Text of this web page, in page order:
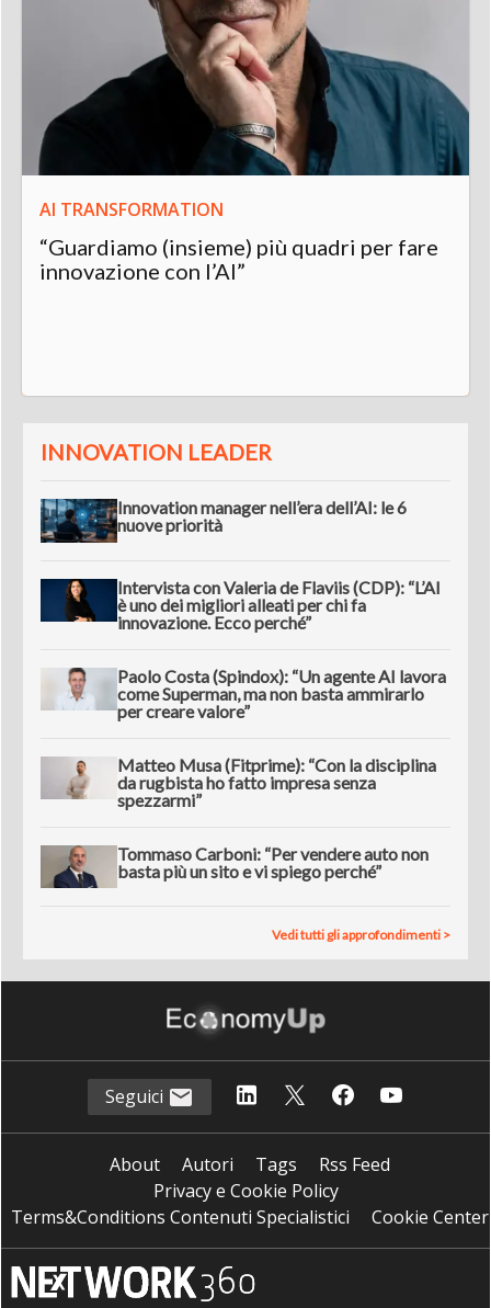
AI TRANSFORMATION
“Guardiamo (insieme) più quadri per fare
innovazione con l’AI”
INNOVATION LEADER
Innovation manager nell’era dell’AI: le 6
nuove priorità
Intervista con Valeria de Flaviis (CDP): “L’AI
è uno dei migliori alleati per chi fa
innovazione. Ecco perché”
Paolo Costa (Spindox): “Un agente AI lavora
come Superman, ma non basta ammirarlo
per creare valore”
Matteo Musa (Fitprime): “Con la disciplina
da rugbista ho fatto impresa senza
spezzarmi”
Tommaso Carboni: “Per vendere auto non
basta più un sito e vi spiego perché”
Vedi tutti gli approfondimenti >
Seguici
About Autori Tags
Rss Feed
Privacy e Cookie Policy
Terms&Conditions Contenuti Specialistici
Cookie Center